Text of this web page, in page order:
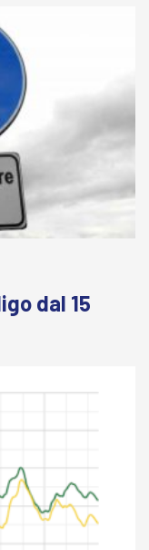
dal 15